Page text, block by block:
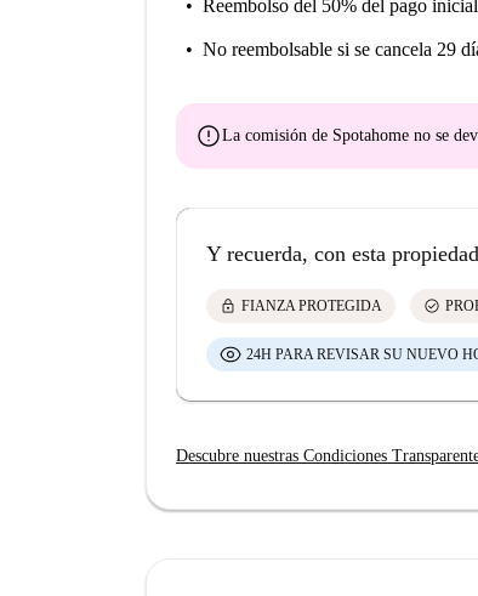
Reembolso del 50% del pago inicial
No reembolsable si se cancela 29
errorLa comisión de Spotahome no se
Y recuerda, con esta
lock FIANZA PROTEGIDA check_circle
24H PARA REVISAR SU NUEVO
Descubre nuestras Condiciones